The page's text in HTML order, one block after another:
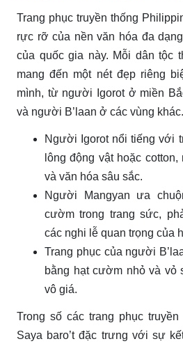
Trang phục truyền thống
rực rỡ của nền văn hóa đa
của quốc gia này. Mỗi dân tộc
mang đến một nét đẹp riêng
mình, từ người Igorot ở miền
và người B’laan ở các vùng khác.
Người Igorot nổi tiếng với
lông động vật hoặc
và văn hóa sâu sắc.
Người Mangyan ưa
cườm trong trang sức,
các nghi lễ quan trọng của
Trang phục của người
bằng hạt cườm nhỏ và vỏ
vô giá.
Trong số các trang phục
Saya baro’t đặc trưng với sự